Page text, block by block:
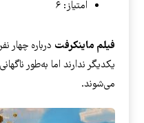
امتیاز: ۶
فیلم ماینکرفت درباره چهار
یکدیگر ندارند اما به‌طور
می‌شوند.